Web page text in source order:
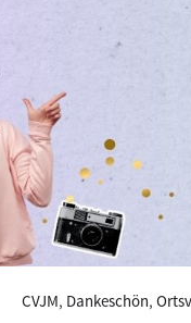
CVJM, Dankeschön,